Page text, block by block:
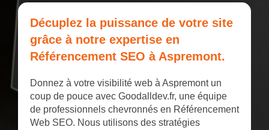
Décuplez la puissance de votre site
grâce à notre expertise en
Référencement SEO à Aspremont.
Donnez à votre visibilité web à Aspremont un
coup de pouce avec Goodalldev.fr, une équipe
de professionnels chevronnés en Référencement
Web SEO. Nous utilisons des stratégies